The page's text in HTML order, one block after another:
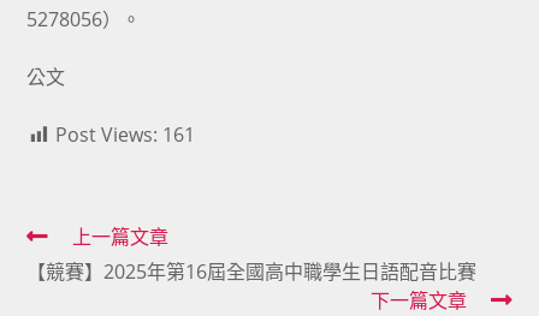
5278056）。
公文
Post Views: 161
Read
more
上一篇文章
【競賽】2025年第16屆全國高中職學生日語配音比賽
下一篇文章